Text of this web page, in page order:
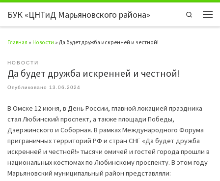
Перейти к содержимому
БУК «ЦНТиД Марьяновского района»
Search
Главная » Новости » Да будет дружба искренней и честной!
НОВОСТИ
Да будет дружба искренней и честной!
Опубликовано 13.06.2024
В Омске 12 июня, в День России, главной локацией праздника
стал Любинский проспект, а также площади Победы,
Дзержинского и Соборная. В рамках Международного Форума
приграничных территорий РФ и стран СНГ «Да будет дружба
искренней и честной!» тысячи омичей и гостей города прошли в
национальных костюмах по Любинскому проспекту. В этом году
Марьяновский муниципальный район представляли: